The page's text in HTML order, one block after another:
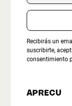
Recibirás un
suscribirte,
consentimiento
APRECU